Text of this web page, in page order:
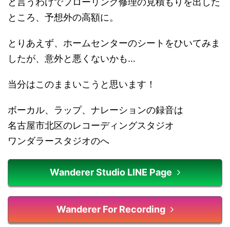
ところ、予想外の高額に。
とりあえず、ホームセンターのシートをひいてみま
したが、意外と悪くないかも…
当分はこのままいこうと思います！
ボーカル、ラップ、ナレーションの録音は
名古屋市北区のレコーディングスタジオ
ワンダラースタジオのへ
Wanderer Studio LINE Page
Wanderer For Recording